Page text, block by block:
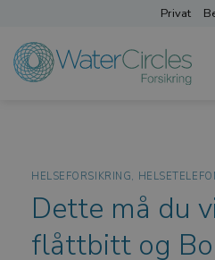
content
Privat
HELSEFORSIKRING,
Dette må du
flåttbitt og